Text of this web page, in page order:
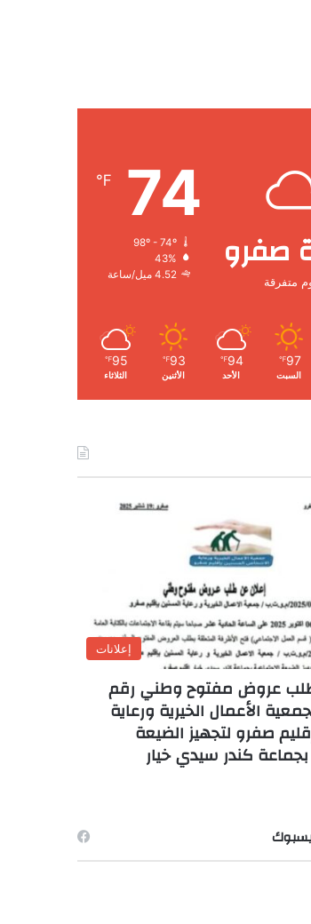
صفرو
متفرقة
74
℉
98º - 74º
43%
4.52 ميل/ساعة
97
℉
السبت
94
℉
الأحد
93
℉
الأثنين
95
℉
الثلاثاء
إعلانات
عروض مفتوح وطني رقم
2025 لجمعية الأعمال الخيرية ورعاية
صفرو لتجهيز الضيعة
بجماعة كندر سيدي خيار